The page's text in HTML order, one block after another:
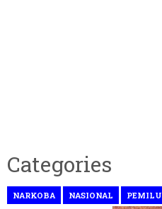
Categories
NARKOBA NASIONAL PEMILU